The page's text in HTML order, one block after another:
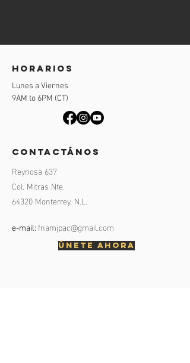
horarios
Lunes a Viernes
9AM to 6PM (CT)
contactános
Reynosa 637
Col. Mitras Nte.
64320 Monterrey, N.L.
e-mail: fnamjpac@gmail.com
ÚNETE AHORA